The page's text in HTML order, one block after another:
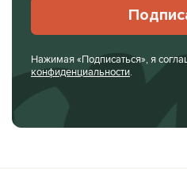
Нажимая «Подписаться», я
конфиденциальности.